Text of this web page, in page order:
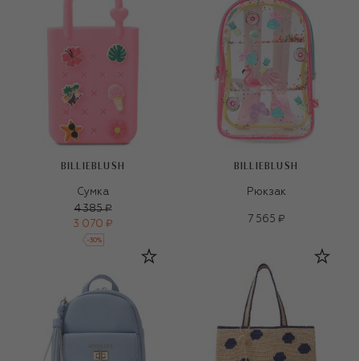
BILLIEBLUSH
Сумка
4 385 ₽
3 070 ₽
-30%
BILLIEBLUSH
Рюкзак
7 565 ₽